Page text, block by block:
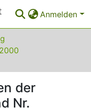
Anmelden
2000
der
Nr.